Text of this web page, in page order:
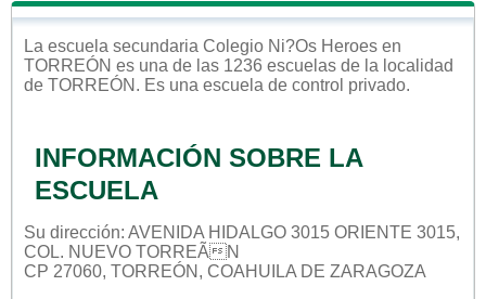
La escuela secundaria Colegio Ni?os Heroes en
TORREÓN es una de las 1236 escuelas de la localidad
de TORREÓN . Es una escuela de control privado.
INFORMACIÓN SOBRE LA
ESCUELA
Su dirección: AVENIDA HIDALGO 3015 ORIENTE 3015,
COL. NUEVO TORREÃN
CP 27060, TORREÓN, COAHUILA DE ZARAGOZA